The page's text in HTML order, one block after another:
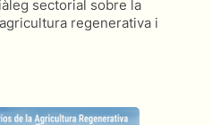
sectorial sobre la
regenerativa i